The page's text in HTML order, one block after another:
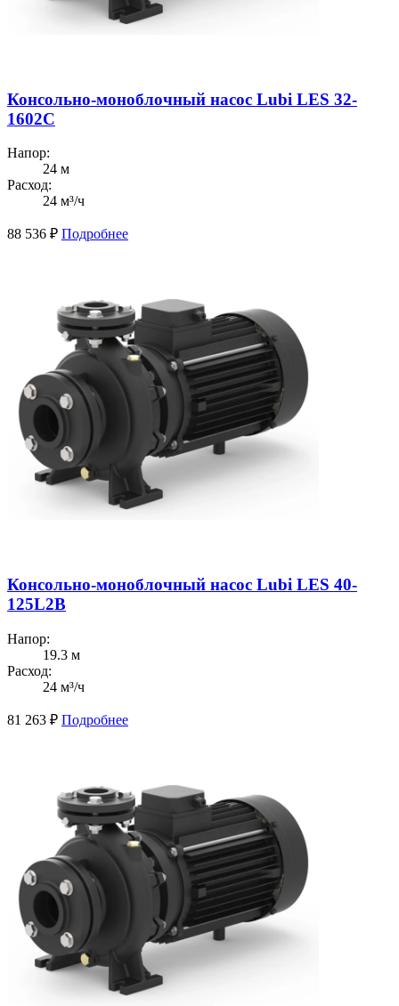
Консольно-моноблочный насос Lubi LES 32-
1602C
Напор:
24 м
Расход:
24 м³/ч
88 536 ₽ Подробнее
Консольно-моноблочный насос Lubi LES 40-
125L2B
Напор:
19.3 м
Расход:
24 м³/ч
81 263 ₽ Подробнее